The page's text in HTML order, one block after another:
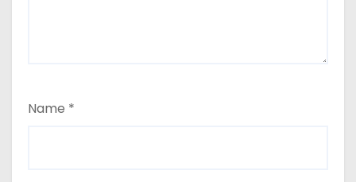
Name *